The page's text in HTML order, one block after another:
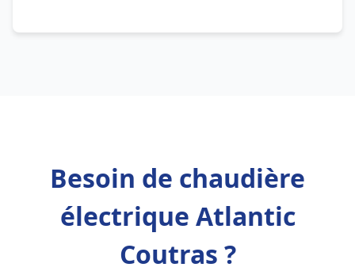
Besoin de chaudière
électrique Atlantic
Coutras ?